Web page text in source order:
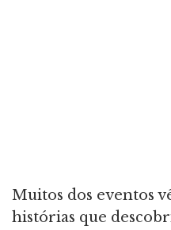
Muitos dos eventos
histórias que